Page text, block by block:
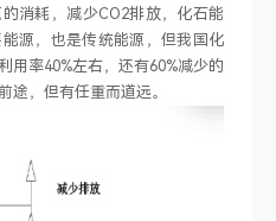
耗，减少CO2排放，化石能
源，也是传统能源，但我国化
用率40%左右，还有60%减少的
途，但有任重而道远。